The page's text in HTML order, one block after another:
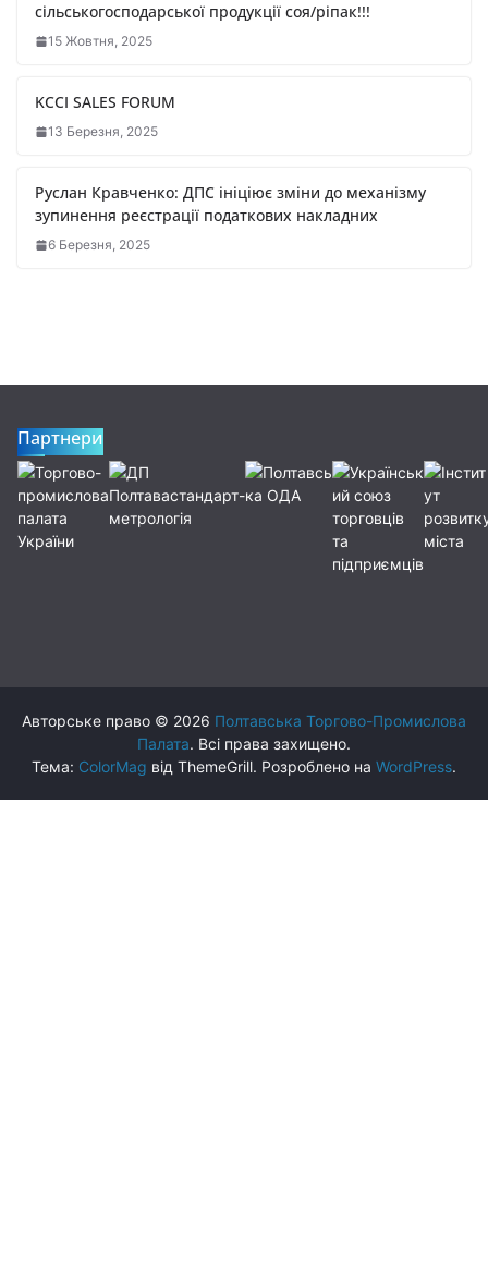
сільськогосподарської продукції соя/ріпак!!!
15 Жовтня, 2025
KCCI SALES FORUM
13 Березня, 2025
Руслан Кравченко: ДПС ініціює зміни до механізму
зупинення реєстрації податкових накладних
6 Березня, 2025
Партнери
Авторське право © 2026 Полтавська Торгово-Промислова
Палата. Всі права захищено.
Тема: ColorMag від ThemeGrill. Розроблено на WordPress.